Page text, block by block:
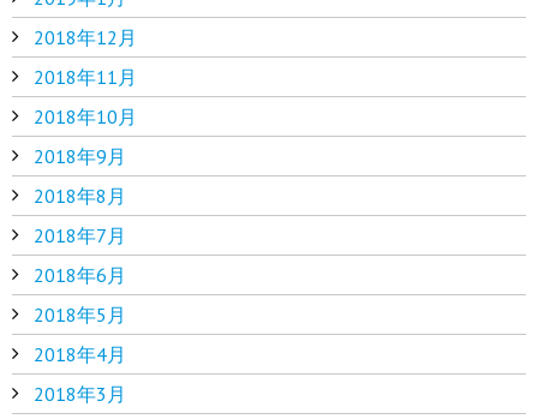
2018年12月
2018年11月
2018年10月
2018年9月
2018年8月
2018年7月
2018年6月
2018年5月
2018年4月
2018年3月